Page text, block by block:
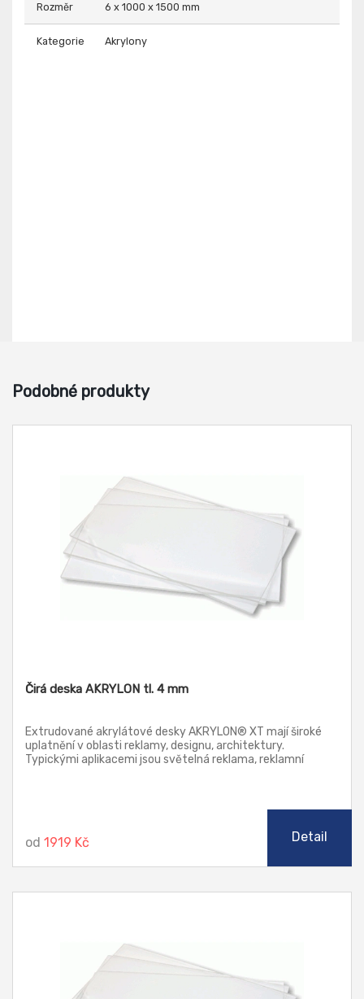
Rozměr 6 x 1000 x 1500 mm
Kategorie Akrylony
Podobné produkty
Čirá deska AKRYLON tl. 4 mm
Extrudované akrylátové desky AKRYLON® XT mají široké
uplatnění v oblasti reklamy, designu, architektury.
Typickými aplikacemi jsou světelná reklama, reklamní
od 1919 Kč Detail